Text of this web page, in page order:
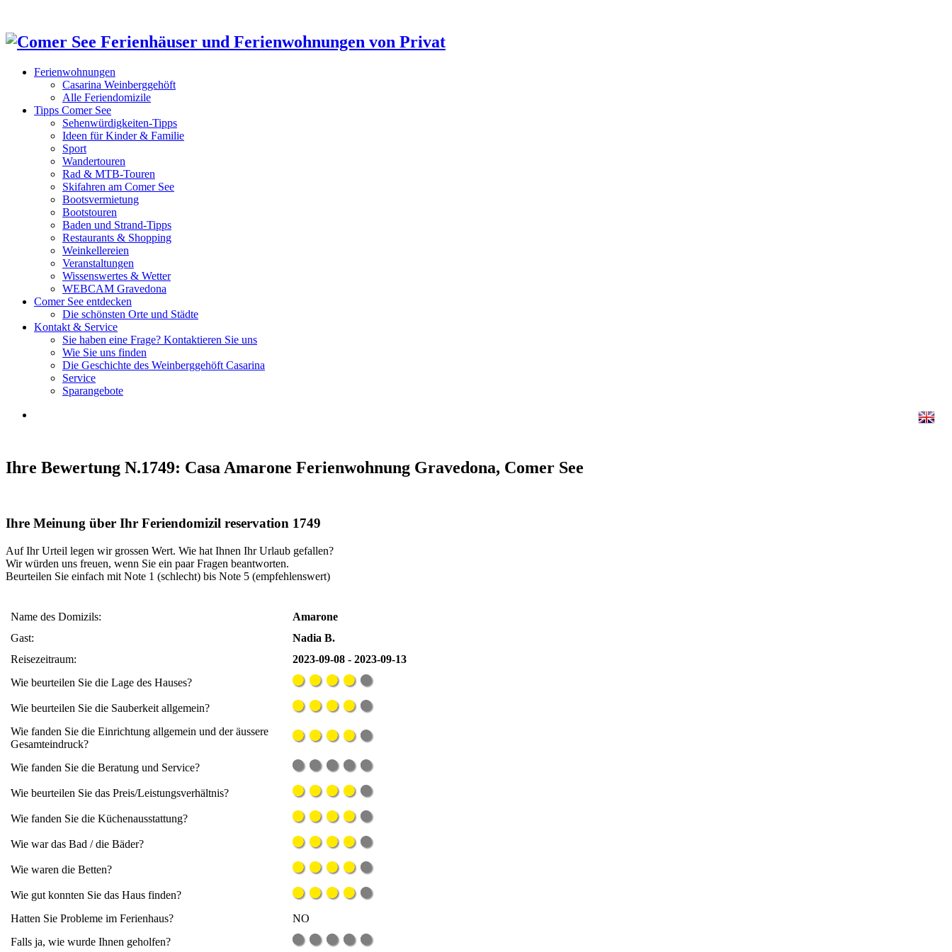
Ferienwohnungen
Casarina Weinberggehöft
Alle Feriendomizile
Tipps Comer See
Sehenwürdigkeiten-Tipps
Ideen für Kinder & Familie
Sport
Wandertouren
Rad & MTB-Touren
Skifahren am Comer See
Bootsvermietung
Bootstouren
Baden und Strand-Tipps
Restaurants & Shopping
Weinkellereien
Veranstaltungen
Wissenswertes & Wetter
WEBCAM Gravedona
Comer See entdecken
Die schönsten Orte und Städte
Kontakt & Service
Sie haben eine Frage? Kontaktieren Sie uns
Wie Sie uns finden
Die Geschichte des Weinberggehöft Casarina
Service
Sparangebote
Ihre Bewertung N.1749: Casa Amarone Ferienwohnung Gravedona, Comer See
Ihre Meinung über Ihr Feriendomizil reservation 1749
Auf Ihr Urteil legen wir grossen Wert. Wie hat Ihnen Ihr Urlaub gefallen?
Wir würden uns freuen, wenn Sie ein paar Fragen beantworten.
Beurteilen Sie einfach mit Note 1 (schlecht) bis Note 5 (empfehlenswert)
Name des Domizils:
Amarone
Gast:
Nadia B.
Reisezeitraum:
2023-09-08 - 2023-09-13
Wie beurteilen Sie die Lage des Hauses?
Wie beurteilen Sie die Sauberkeit allgemein?
Wie fanden Sie die Einrichtung allgemein und der äussere
Gesamteindruck?
Wie fanden Sie die Beratung und Service?
Wie beurteilen Sie das Preis/Leistungsverhältnis?
Wie fanden Sie die Küchenausstattung?
Wie war das Bad / die Bäder?
Wie waren die Betten?
Wie gut konnten Sie das Haus finden?
Hatten Sie Probleme im Ferienhaus?
NO
Falls ja, wie wurde Ihnen geholfen?